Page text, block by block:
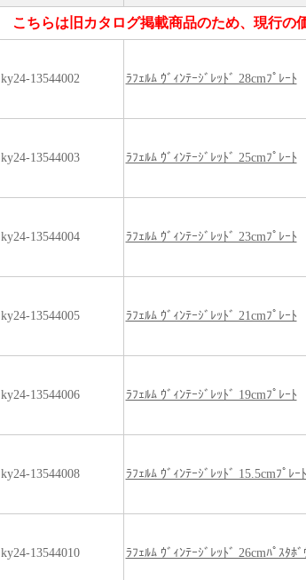
こちらは旧カタログ掲載商品のため、現行の
ky24-13544002 ﾗﾌｪﾙﾑ ｳﾞｨﾝﾃｰｼﾞﾚｯﾄﾞ 28cmﾌﾟﾚｰﾄ
ky24-13544003 ﾗﾌｪﾙﾑ ｳﾞｨﾝﾃｰｼﾞﾚｯﾄﾞ 25cmﾌﾟﾚｰﾄ
ky24-13544004 ﾗﾌｪﾙﾑ ｳﾞｨﾝﾃｰｼﾞﾚｯﾄﾞ 23cmﾌﾟﾚｰﾄ
ky24-13544005 ﾗﾌｪﾙﾑ ｳﾞｨﾝﾃｰｼﾞﾚｯﾄﾞ 21cmﾌﾟﾚｰﾄ
ky24-13544006 ﾗﾌｪﾙﾑ ｳﾞｨﾝﾃｰｼﾞﾚｯﾄﾞ 19cmﾌﾟﾚｰﾄ
ky24-13544008 ﾗﾌｪﾙﾑ ｳﾞｨﾝﾃｰｼﾞﾚｯﾄﾞ 15.5cmﾌﾟﾚｰﾄ
ky24-13544010 ﾗﾌｪﾙﾑ ｳﾞｨﾝﾃｰｼﾞﾚｯﾄﾞ 26cmﾊﾟｽﾀﾎﾞ